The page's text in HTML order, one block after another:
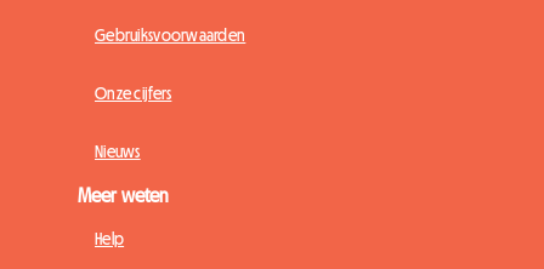
Gebruiksvoorwaarden
Onze cijfers
Nieuws
Meer weten
Help